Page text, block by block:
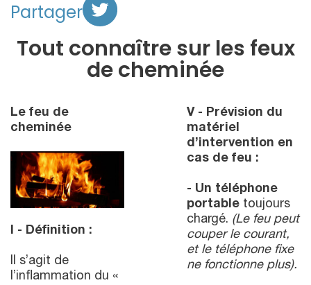
Partager
Tout connaître sur les feux
de cheminée
Le feu de
cheminée
I - Définition :
Il s’agit de
l’inflammation du «
V - Prévision du
matériel
d’intervention en
cas de feu :
- Un téléphone
portable toujours
chargé. (Le feu peut
couper le courant,
et le téléphone fixe
ne fonctionne plus).